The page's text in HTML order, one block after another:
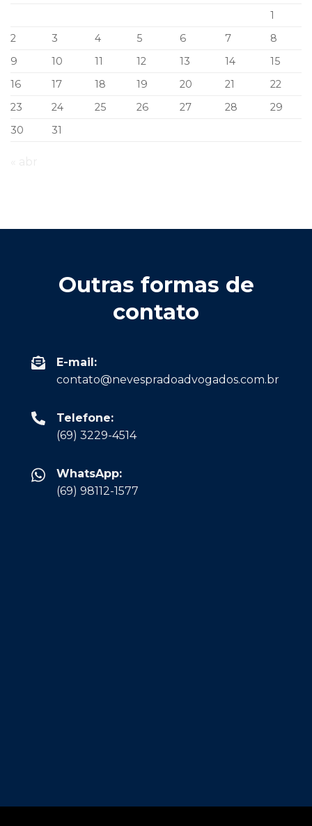
1
2
3 4 5 6 7
8
9
10 11 12 13 14
15
16
17 18 19 20 21
22
23
24 25 26 27 28
29
30
31
Outras formas de
contato
E-mail:
contato@nevespradoadvogados.com.br
Telefone:
(69) 3229-4514
WhatsApp:
(69) 98112-1577